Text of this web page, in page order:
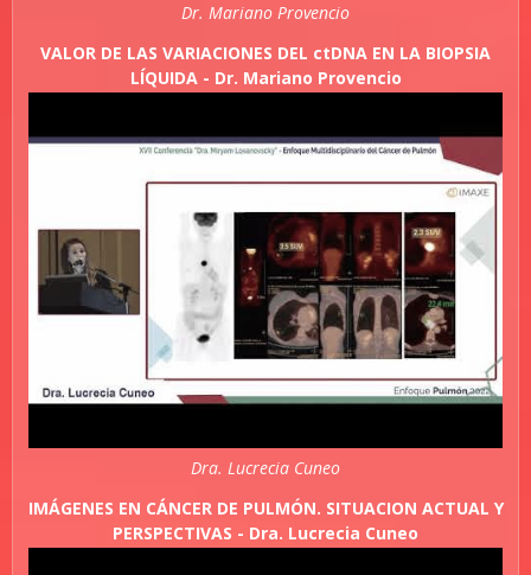
Dr. Mariano Provencio
VALOR DE LAS VARIACIONES DEL ctDNA EN LA BIOPSIA
LÍQUIDA - Dr. Mariano Provencio
Dra. Lucrecia Cuneo
IMÁGENES EN CÁNCER DE PULMÓN. SITUACION ACTUAL Y
PERSPECTIVAS - Dra. Lucrecia Cuneo